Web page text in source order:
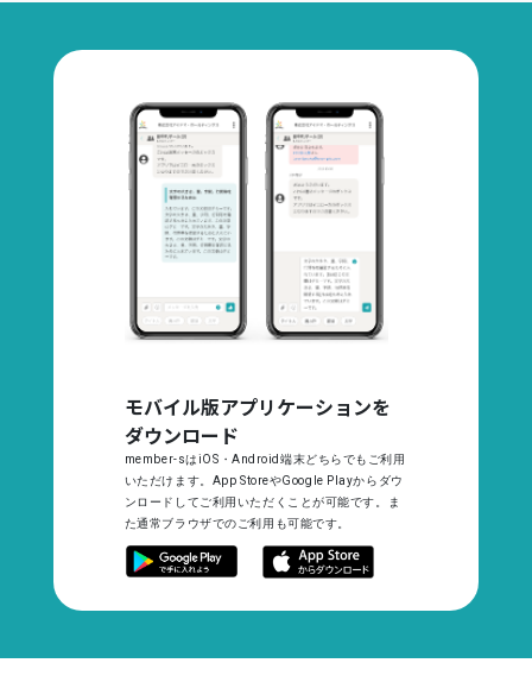
モバイル版アプリケーションを
ダウンロード
member-sはiOS・Android端末どちらでもご利用
いただけます。App StoreやGoogle Playからダウ
ンロードしてご利用いただくことが可能です。ま
た通常ブラウザでのご利用も可能です。